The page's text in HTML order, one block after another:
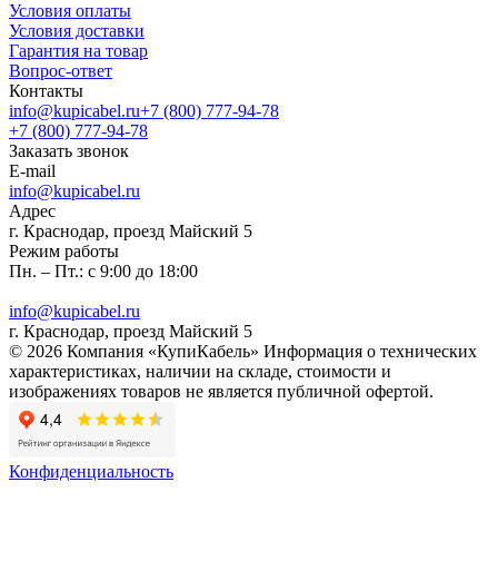
Условия оплаты
Условия доставки
Гарантия на товар
Вопрос-ответ
Контакты
info@kupicabel.ru+7 (800) 777-94-78
+7 (800) 777-94-78
Заказать звонок
E-mail
info@kupicabel.ru
Адрес
г. Краснодар, проезд Майский 5
Режим работы
Пн. – Пт.: с 9:00 до 18:00
info@kupicabel.ru
г. Краснодар, проезд Майский 5
© 2026 Компания «КупиКабель» Информация о технических
характеристиках, наличии на складе, стоимости и
изображениях товаров не является публичной офертой.
Конфиденциальность